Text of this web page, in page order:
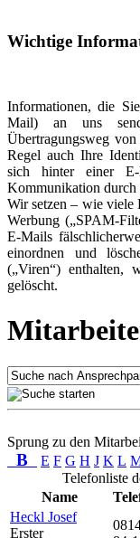
Wichtige
Informationen, die
Mail) an uns
Übertragungsweg
Regel auch Ihre
sich hinter einer E-
Kommunikation durch
Wir setzen – wie viele
Werbung („SPAM-
E-Mails
einordnen und
(„Viren“) enthalten,
gelöscht.
Sprung zu den
B E F G H J K L
Telefonliste
Name
Heckl Josef
Erster